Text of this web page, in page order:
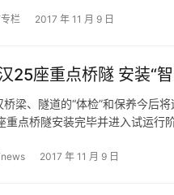
栏 2017 年 11 月 9 日
25座重点桥隧 安装“
桥梁、隧道的“体检”和保养今后
重点桥隧安装完毕并进入试运行
2017 年 11 月 9 日